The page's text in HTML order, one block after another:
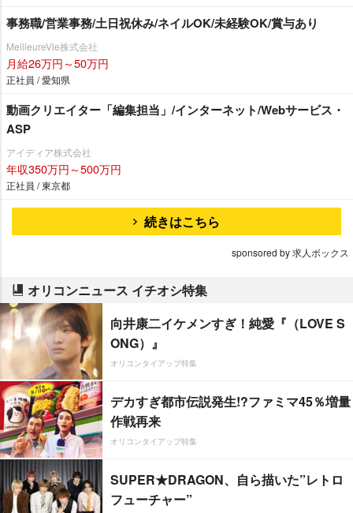
事務職/営業事務/土日祝休み/ネイルOK/未経験OK/賞与あり
MeilleureVie株式会社
月給26万円～50万円
正社員 / 愛知県
動画クリエイター「編集担当」/インターネット/Webサービス・
ASP
アイディア株式会社
年収350万円～500万円
正社員 / 東京都
続きはこちら
sponsored by 求人ボックス
オリコンニュース イチオシ特集
向井康二イケメンすぎ！純愛『（LOVE S
ONG）』
オリコンタイアップ特集
デカすぎ都市伝説発生!?ファミマ45％増量
作戦再来
オリコンタイアップ特集
SUPER★DRAGON、自ら描いた”レトロ
フューチャー”